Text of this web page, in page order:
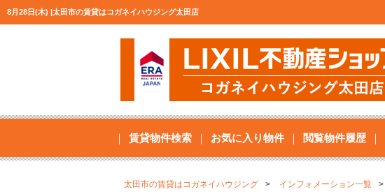
8月28日(木) |太田市の賃貸はコガネイハウジング太田店
賃貸物件検索 お気に入り物件 閲覧物件履歴
太田市の賃貸はコガネイハウジング インフォメーション一覧